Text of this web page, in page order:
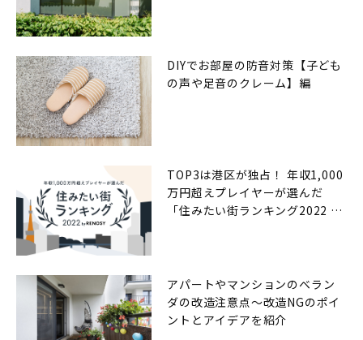
DIYでお部屋の防音対策【子ども
の声や足音のクレーム】編
TOP3は港区が独占！ 年収1,000
万円超えプレイヤーが選んだ
「住みたい街ランキング2022 by
アパートやマンションのベラン
ダの改造注意点〜改造NGのポイ
ントとアイデアを紹介